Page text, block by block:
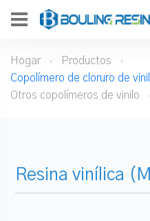
Hogar
Productos
Copolímero de cloruro de
Otros copolímeros de vinilo
Resina vinílica